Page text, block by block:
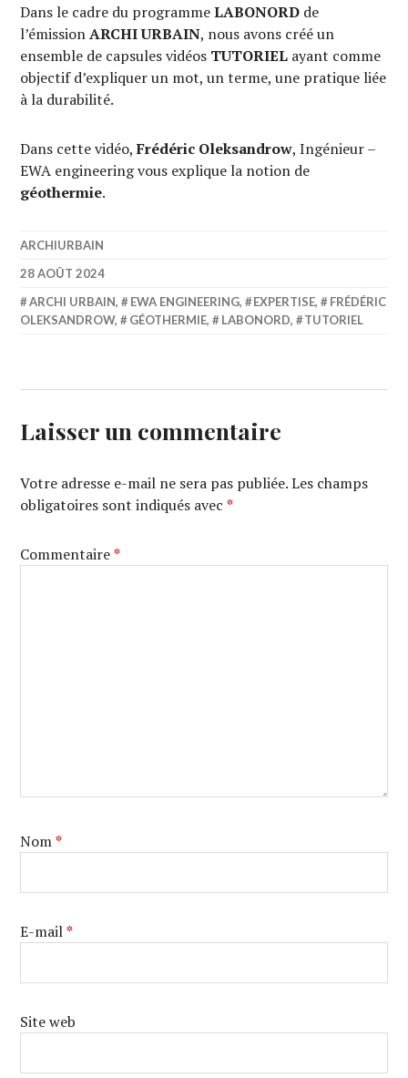
Dans le cadre du programmeLABONORD de
l’émissionARCHI URBAIN, nous avons créé un
ensemble de capsules vidéos TUTORIEL ayant comme
objectif d’expliquer un mot, un terme, une pratique liée
à la durabilité.
Dans cette vidéo,Frédéric Oleksandrow, Ingénieur –
EWA engineering vous explique la notion de
géothermie.
ARCHIURBAIN
28 AOÛT 2024
ARCHI URBAIN, EWA ENGINEERING, EXPERTISE,
FRÉDÉRIC
OLEKSANDROW, GÉOTHERMIE, LABONORD, TUTORIEL
Laisser un commentaire
Votre adresse e-mail ne sera pas publiée. Les champs
obligatoires sont indiqués avec*
Commentaire*
Nom*
E-mail*
Site web